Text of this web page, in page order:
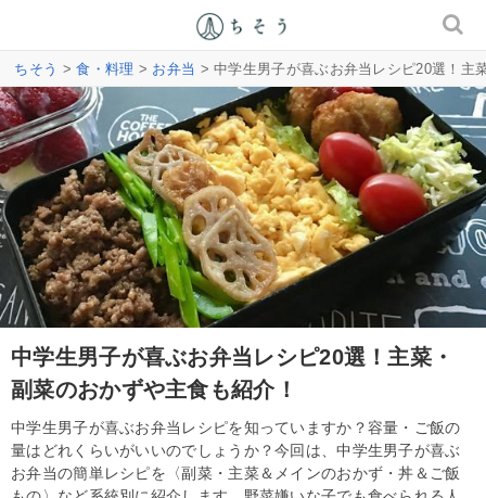
ちそう >食・料理 > お弁当 > 中学生男子が喜ぶお弁当レシピ20選！主
中学生男子が喜ぶお弁当レシピ20選！主菜・
副菜のおかずや主食も紹介！
中学生男子が喜ぶお弁当レシピを知っていますか？容量・ご飯の
量はどれくらいがいいのでしょうか？今回は、中学生男子が喜ぶ
お弁当の簡単レシピを〈副菜・主菜＆メインのおかず・丼＆ご飯